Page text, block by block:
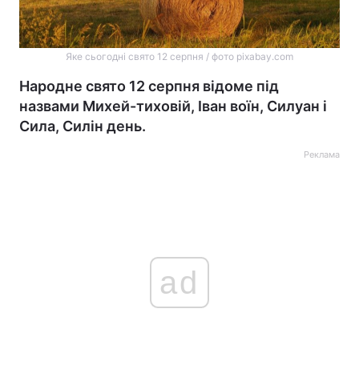
Яке сьогодні свято 12 серпня / фото pixabay.com
Народне свято 12 серпня відоме під
назвами Михей-тиховій, Іван воїн, Силуан і
Сила, Силін день.
Реклама
ad